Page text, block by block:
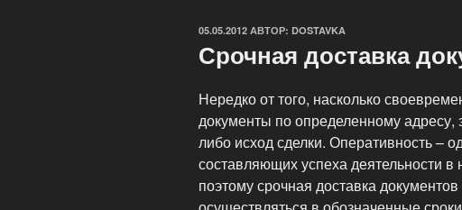
ОПУБЛИКОВАНО
05.05.2012 АВТОР: DOSTAVKA
Срочная доставка
Нередко от того, насколько
документы по определенному адресу,
либо исход сделки. Оперативность –
составляющих успеха деятельности
поэтому срочная доставка